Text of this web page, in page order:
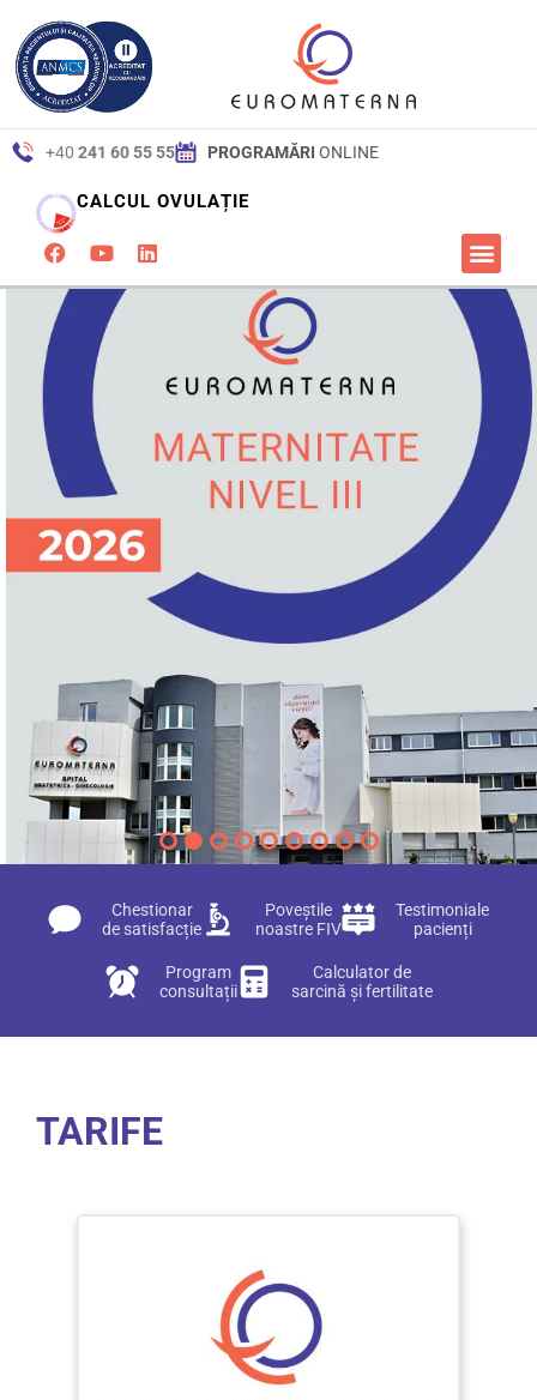
+40241 60 55 55 PROGRAMĂRIONLINE
CALCUL OVULAȚIE
Chestionar
de satisfacție
Poveștile
noastre FIV
Testimoniale
pacienți
Program
consultații
Calculator de
sarcină și fertilitate
TARIFE